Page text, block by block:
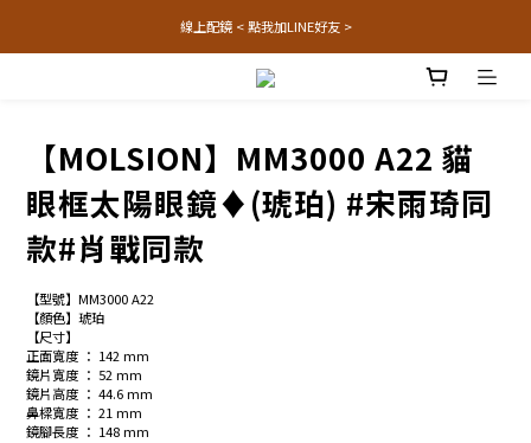
線上配鏡 < 點我加LINE好友 >
【MOLSION】MM3000 A22 貓
眼框太陽眼鏡♦(琥珀) #宋雨琦同
款#肖戰同款
【型號】MM3000 A22
【顏色】琥珀
【尺寸】
正面寬度 ： 142 mm
鏡片寬度 ： 52 mm
鏡片高度 ： 44.6 mm
鼻樑寬度 ： 21 mm
鏡腳長度 ： 148 mm